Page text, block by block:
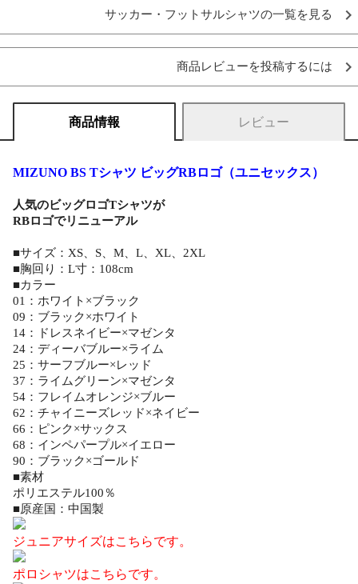
サッカー・フットサルシャツの一覧を見る
商品レビューを投稿するには
商品情報 レビュー
MIZUNO BS Tシャツ ビッグRBロゴ（ユニセックス）
人気のビッグロゴTシャツが
RBロゴでリニューアル
■サイズ：XS、S、M、L、XL、2XL
■胸回り：L寸：108cm
■カラー
01：ホワイト×ブラック
09：ブラック×ホワイト
14：ドレスネイビー×マゼンタ
24：ディーバブルー×ライム
25：サーフブルー×レッド
37：ライムグリーン×マゼンタ
54：フレイムオレンジ×ブルー
62：チャイニーズレッド×ネイビー
66：ピンク×サックス
68：インペパープル×イエロー
90：ブラック×ゴールド
■素材
ポリエステル100％
■原産国：中国製
ジュニアサイズはこちらです。
ポロシャツはこちらです。